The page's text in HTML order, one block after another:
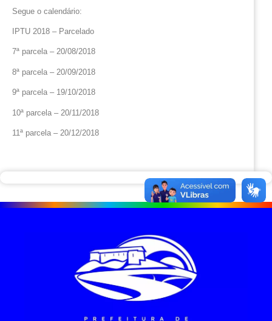
Segue o calendário:
IPTU 2018 – Parcelado
7ª parcela – 20/08/2018
8ª parcela – 20/09/2018
9ª parcela – 19/10/2018
10ª parcela – 20/11/2018
11ª parcela – 20/12/2018